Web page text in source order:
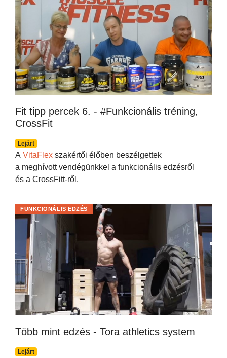
Fit tipp percek 6. - #Funkcionális tréning,
CrossFit
Lejárt
A VitaFlex szakértői élőben beszélgettek
a meghívott vendégünkkel a funkcionális edzésről
és a CrossFitt-ről.
Több mint edzés - Tora athletics system
Lejárt
FUNKCIONÁLIS EDZÉS